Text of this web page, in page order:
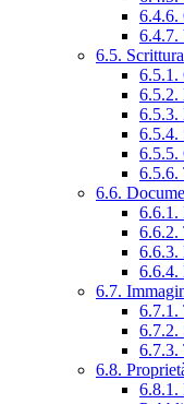
6.4.6.
6.4.7.
6.5.
6.5.1.
6.5.2.
6.5.3.
6.5.4.
6.5.5.
6.5.6.
6.6.
6.6.1.
6.6.2.
6.6.3.
6.6.4.
6.7.
6.7.1.
6.7.2.
6.7.3.
6.8.
6.8.1.